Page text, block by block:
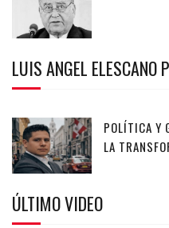
LUIS ANGEL ELESCANO
POLÍTICA Y
LA
ÚLTIMO VIDEO